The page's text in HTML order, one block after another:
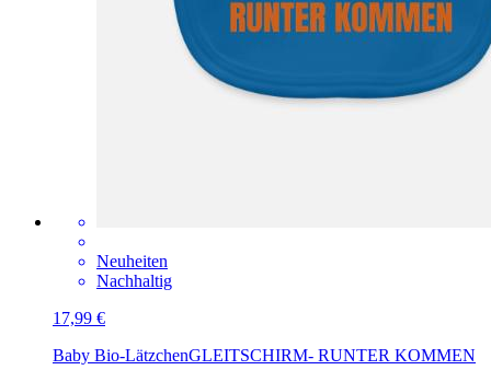
Neuheiten
Nachhaltig
17,99 €
Baby Bio-LätzchenGLEITSCHIRM- RUNTER KOMMEN